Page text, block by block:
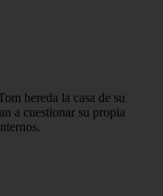
hereda la casa de su
a cuestionar su propia